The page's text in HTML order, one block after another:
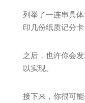
列举了一连串具
印几份纸质记分卡
之后，也许你会
以实现。
接下来，你很可